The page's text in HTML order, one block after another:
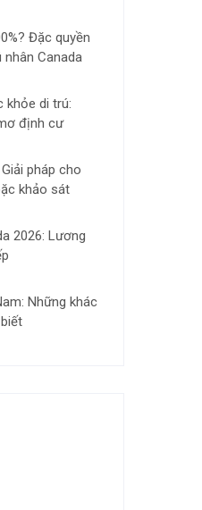
Đặc quyền
Canada
khỏe di trú:
định cư
pháp cho
khảo sát
2026: Lương
Những khác